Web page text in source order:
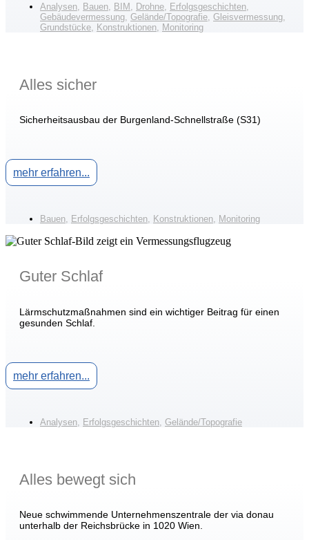
Analysen Bauen BIM Drohne Erfolgsgeschichten
Gebäudevermessung Gelände/Topografie Gleisvermessung
Grundstücke Konstruktionen Monitoring
Alles sicher
Sicherheitsausbau der Burgenland-Schnellstraße (S31)
mehr erfahren...
Bauen, Erfolgsgeschichten, Konstruktionen, Monitoring
Guter Schlaf
Lärmschutzmaßnahmen sind ein wichtiger Beitrag für einen
gesunden Schlaf.
mehr erfahren...
Analysen Erfolgsgeschichten Gelände/Topografie
Alles bewegt sich
Neue schwimmende Unternehmenszentrale der via donau
unterhalb der Reichsbrücke in 1020 Wien.